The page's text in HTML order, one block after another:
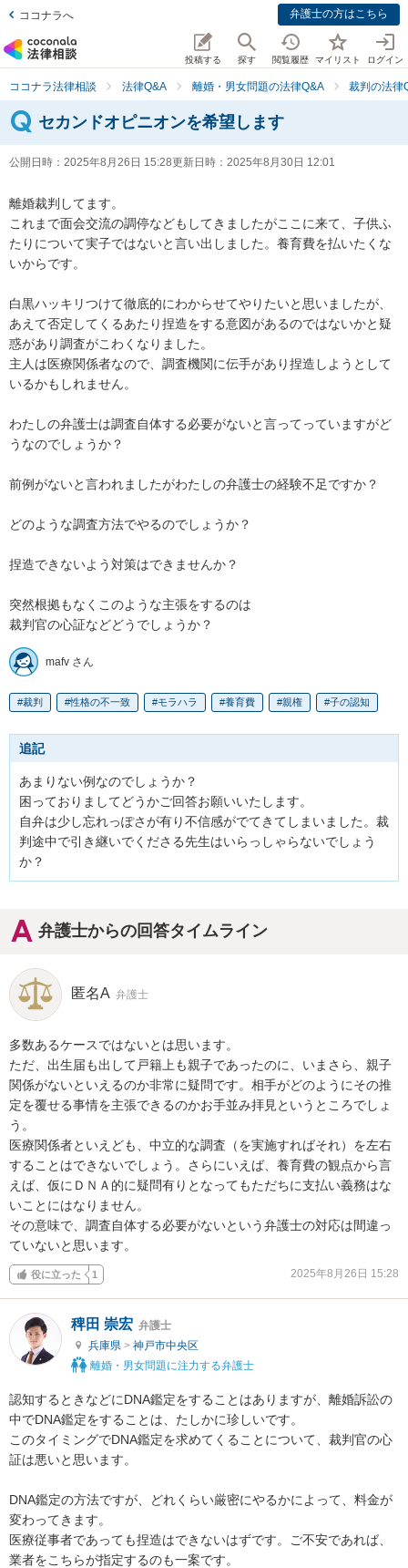
ココナラへ 弁護士の方はこちら
投稿する 探す 閲覧履歴 マイリスト ログイン
ココナラ法律相談 法律Q&A 離婚・男女問題の法律Q&A 裁判の法律
セカンドオピニオンを希望します
公開日時： 2025年8月26日 15:28更新日時： 2025年8月30日 12:01
離婚裁判してます。
これまで面会交流の調停などもしてきましたがここに来て、子供ふ
たりについて実子ではないと言い出しました。養育費を払いたくな
いからです。
白黒ハッキリつけて徹底的にわからせてやりたいと思いましたが、
あえて否定してくるあたり捏造をする意図があるのではないかと疑
惑があり調査がこわくなりました。
主人は医療関係者なので、調査機関に伝手があり捏造しようとして
いるかもしれません。
わたしの弁護士は調査自体する必要がないと言ってっていますがど
うなのでしょうか？
前例がないと言われましたがわたしの弁護士の経験不足ですか？
どのような調査方法でやるのでしょうか？
捏造できないよう対策はできませんか？
突然根拠もなくこのような主張をするのは
裁判官の心証などどうでしょうか？
mafv さん
裁判 性格の不一致 モラハラ 養育費 親権 子の認知
追記
あまりない例なのでしょうか？
困っておりましてどうかご回答お願いいたします。
自弁は少し忘れっぽさが有り不信感がでてきてしまいました。裁
判途中で引き継いでくださる先生はいらっしゃらないでしょう
か？
弁護士からの回答タイムライン
匿名A 弁護士
多数あるケースではないとは思います。
ただ、出生届も出して戸籍上も親子であったのに、いまさら、親子
関係がないといえるのか非常に疑問です。相手がどのようにその推
定を覆せる事情を主張できるのかお手並み拝見というところでしょ
う。
医療関係者といえども、中立的な調査（を実施すればそれ）を左右
することはできないでしょう。さらにいえば、養育費の観点から言
えば、仮にＤＮＡ的に疑問有りとなってもただちに支払い義務はな
いことにはなりません。
その意味で、調査自体する必要がないという弁護士の対応は間違っ
ていないと思います。
役に立った 1 2025年8月26日 15:28
稗田 崇宏 弁護士
兵庫県 > 神戸市中央区
離婚・男女問題に注力する弁護士
認知するときなどにDNA鑑定をすることはありますが、離婚訴訟の
中でDNA鑑定をすることは、たしかに珍しいです。
このタイミングでDNA鑑定を求めてくることについて、裁判官の心
証は悪いと思います。
DNA鑑定の方法ですが、どれくらい厳密にやるかによって、料金が
変わってきます。
医療従事者であっても捏造はできないはずです。ご不安であれば、
業者をこちらが指定するのも一案です。